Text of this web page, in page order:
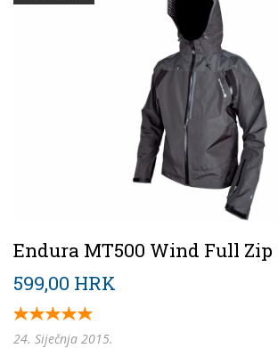
Endura MT500 Wind Full Zip
599,00 HRK
24. Siječnja 2015.